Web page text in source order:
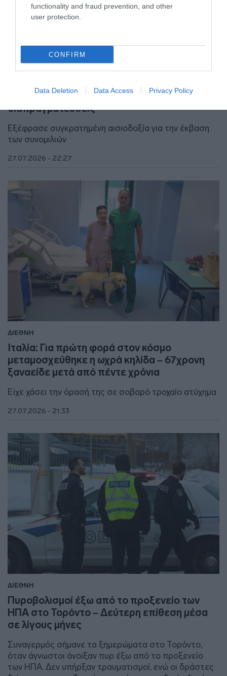
functionality and fraud prevention, and other
user protection.
CONFIRM
Data Deletion Data Access Privacy Policy
ΗΠΑ: Ο Τραμπ απειλεί το Ιράν με νέες
επιθέσεις αν δεν υπάρξει συμφωνία στις
διαπραγματεύσεις
Εξέφρασε συγκρατημένη αισιοδοξία για την έκβαση
των συνομιλιών
27.07.2026 - 22:27
ΔΙΕΘΝΗ
Ιταλία: Για πρώτη φορά στον κόσμο
μεταμοσχεύθηκε η ωχρά κηλίδα – 67χρονη
ξαναείδε μετά από πέντε χρόνια
Είχε χάσει την όρασή της σε σοβαρό τροχαίο ατύχημα
27.07.2026 - 21:33
ΔΙΕΘΝΗ
Πυροβολισμοί έξω από το προξενείο των
ΗΠΑ στο Τορόντο – Δεύτερη επίθεση μέσα
σε λίγους μήνες
Συναγερμός σήμανε τα ξημερώματα στο Τορόντο,
όταν άγνωστοι άνοιξαν πυρ έξω από το προξενείο
των ΗΠΑ. Δεν υπήρξαν τραυματισμοί, ενώ οι δράστες